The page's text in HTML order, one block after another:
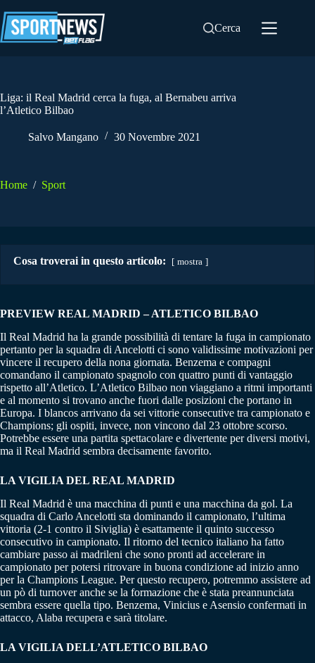
al
contenuto
Cerca
Liga: il Real Madrid cerca la fuga, al Bernabeu arriva
l’Atletico Bilbao
Salvo Mangano 30 Novembre 2021
Home / Sport
Cosa troverai in questo articolo: mostra
PREVIEW REAL MADRID – ATLETICO BILBAO
Il Real Madrid ha la grande possibilità di tentare la fuga in campionato
pertanto per la squadra di Ancelotti ci sono validissime motivazioni per
vincere il recupero della nona giornata. Benzema e compagni
comandano il campionato spagnolo con quattro punti di vantaggio
rispetto all’Atletico. L’Atletico Bilbao non viaggiano a ritmi importanti
e al momento si trovano anche fuori dalle posizioni che portano in
Europa. I blancos arrivano da sei vittorie consecutive tra campionato e
Champions; gli ospiti, invece, non vincono dal 23 ottobre scorso.
Potrebbe essere una partita spettacolare e divertente per diversi motivi,
ma il Real Madrid sembra decisamente favorito.
LA VIGILIA DEL REAL MADRID
Il Real Madrid è una macchina di punti e una macchina da gol. La
squadra di Carlo Ancelotti sta dominando il campionato, l’ultima
vittoria (2-1 contro il Siviglia) è esattamente il quinto successo
consecutivo in campionato. Il ritorno del tecnico italiano ha fatto
cambiare passo ai madrileni che sono pronti ad accelerare in
campionato per potersi ritrovare in buona condizione ad inizio anno
per la Champions League. Per questo recupero, potremmo assistere ad
un pò di turnover anche se la formazione che è stata preannunciata
sembra essere quella tipo. Benzema, Vinicius e Asensio confermati in
attacco, Alaba recupera e sarà titolare.
LA VIGILIA DELL’ATLETICO BILBAO